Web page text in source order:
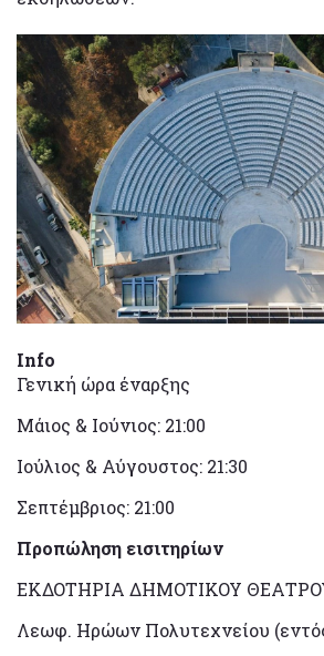
Info
Γενική ώρα έναρξης
Μάιος & Ιούνιος: 21:00
Ιούλιος & Αύγουστος: 21:30
Σεπτέμβριος: 21:00
Προπώληση εισιτηρίων
ΕΚΔΟΤΗΡΙΑ ΔΗΜΟΤΙΚΟΥ
Λεωφ. Ηρώων Πολυτεχνείου